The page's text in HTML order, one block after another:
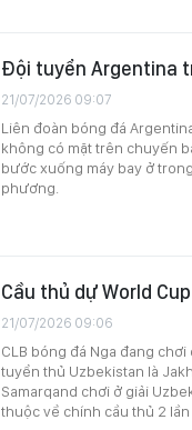
Đội tuyển Argentina
21/07/2026 09:07
Liên đoàn bóng đá
không có mặt trên chuyến
bước xuống máy bay ở
phương.
Cầu thủ dự World
21/07/2026 09:06
CLB bóng đá Nga đang
tuyển thủ Uzbekistan là
Samarqand chơi ở giải
thuộc về chính cầu thủ 2 lần